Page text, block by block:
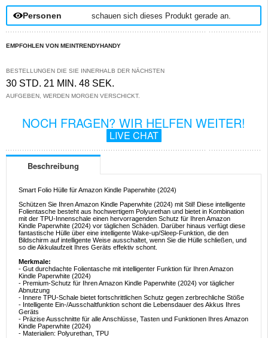
Personen schauen sich dieses Produkt gerade an.
EMPFOHLEN VON MEINTRENDYHANDY
BESTELLUNGEN DIE SIE INNERHALB DER NÄCHSTEN
30 STD. 21 MIN. 48 SEK.
AUFGEBEN, WERDEN MORGEN VERSCHICKT.
NOCH FRAGEN? WIR HELFEN WEITER!
LIVE CHAT
Beschreibung
Smart Folio Hülle für Amazon Kindle Paperwhite (2024)
Schützen Sie Ihren Amazon Kindle Paperwhite (2024) mit Stil! Diese intelligente
Folientasche besteht aus hochwertigem Polyurethan und bietet in Kombination
mit der TPU-Innenschale einen hervorragenden Schutz für Ihren Amazon
Kindle Paperwhite (2024) vor täglichen Schäden. Darüber hinaus verfügt diese
fantastische Hülle über eine intelligente Wake-up/Sleep-Funktion, die den
Bildschirm auf intelligente Weise ausschaltet, wenn Sie die Hülle schließen, und
so die Akkulaufzeit Ihres Geräts effektiv schont.
Merkmale:
- Gut durchdachte Folientasche mit intelligenter Funktion für Ihren Amazon
Kindle Paperwhite (2024)
- Premium-Schutz für Ihren Amazon Kindle Paperwhite (2024) vor täglicher
Abnutzung
- Innere TPU-Schale bietet fortschrittlichen Schutz gegen zerbrechliche Stöße
- Intelligente Ein-/Ausschaltfunktion schont die Lebensdauer des Akkus Ihres
Geräts
- Präzise Ausschnitte für alle Anschlüsse, Tasten und Funktionen Ihres Amazon
Kindle Paperwhite (2024)
- Materialien: Polyurethan, TPU